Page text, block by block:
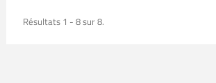
Résultats 1 - 8 sur 8.